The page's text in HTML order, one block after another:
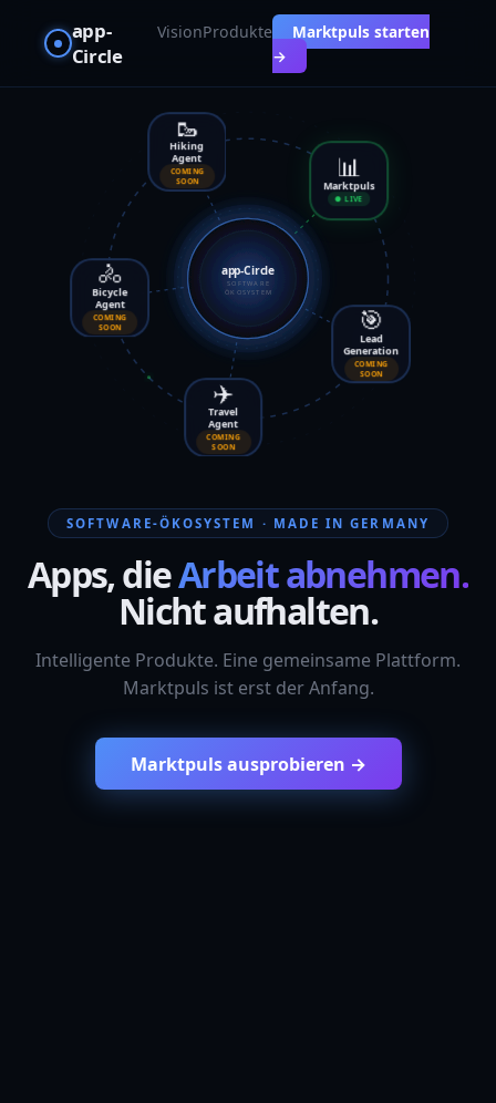
app-
Circle
VisionProdukte
Marktpuls starten
→
app-Circle
SOFTWARE
ÖKOSYSTEM
📊
Marktpuls
● LIVE
🎯
Lead
Generation
COMING
SOON
✈️
Travel
Agent
COMING
SOON
🚴
Bicycle
Agent
COMING
SOON
🥾
Hiking
Agent
COMING
SOON
SOFTWARE-ÖKOSYSTEM · MADE IN GERMANY
Apps, dieArbeit abnehmen.
Nicht aufhalten.
Intelligente Produkte. Eine gemeinsame Plattform.
Marktpuls ist erst der Anfang.
Marktpuls ausprobieren →